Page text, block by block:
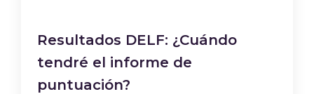
Resultados DELF: ¿Cuándo
tendré el informe de
puntuación?